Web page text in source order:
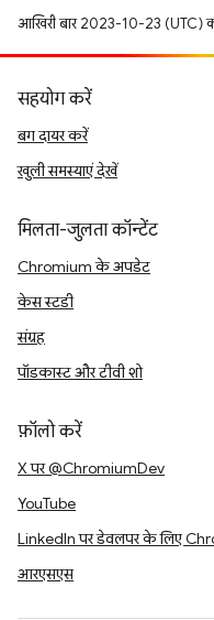
आखिरी बार 2023-10-23 (UTC)
सहयोग करें
बग दायर करें
खुली समस्याएं देखें
मिलता-जुलता कॉन्टेंट
Chromium के अपडेट
केस स्टडी
संग्रह
पॉडकास्ट और टीवी शो
फ़ॉलो करें
X पर @ChromiumDev
YouTube
LinkedIn पर डेवलपर के लिए
आरएसएस